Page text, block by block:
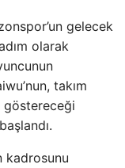
gelecek
olarak
takım
göstereceği
kadrosunu